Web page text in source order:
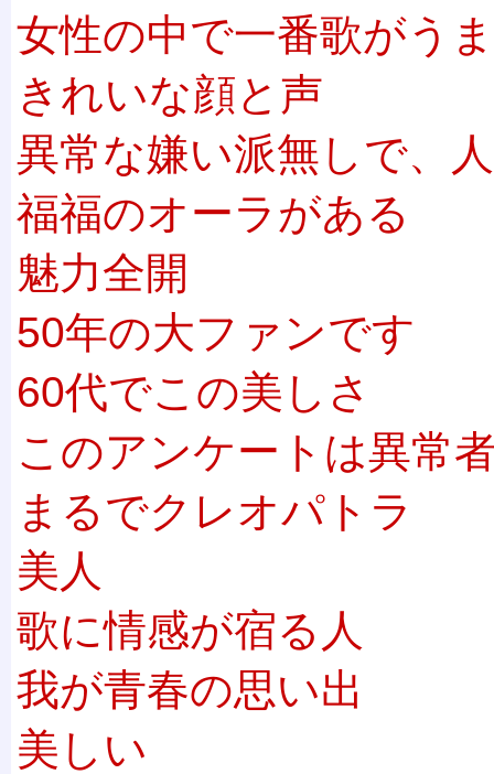
女性の中で一番歌がう
きれいな顔と声
異常な嫌い派無しで、
福福のオーラがある
魅力全開
50年の大ファンです
60代でこの美しさ
このアンケートは異常
まるでクレオパトラ
美人
歌に情感が宿る人
我が青春の思い出
美しい